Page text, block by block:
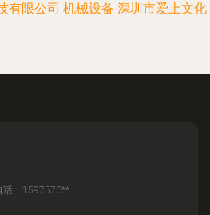
有限公司 机械设备 深圳市爱上文化
话：1597570**